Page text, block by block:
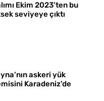
Ekim 2023’ten bu
seviyeye çıktı
askeri yük
Karadeniz’de